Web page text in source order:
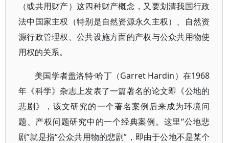
（或共用财产）这四种财产概念，又要划清我国行政
法中国家主权（特别是自然资源永久主权）、自然资
源行政管理权、公共设施方面的产权与公众共用物使
用权的关系。
美国学者盖洛特·哈丁（Garret Hardin）在1968
年《科学》杂志上发表了一篇著名的论文即《公地的
悲剧》，该文研究的一个著名案例后来成为环境问
题、产权问题研究中的一个经典案例。这里“公地悲
剧”就是指“公众共用物的悲剧”，即由于公地不是某个